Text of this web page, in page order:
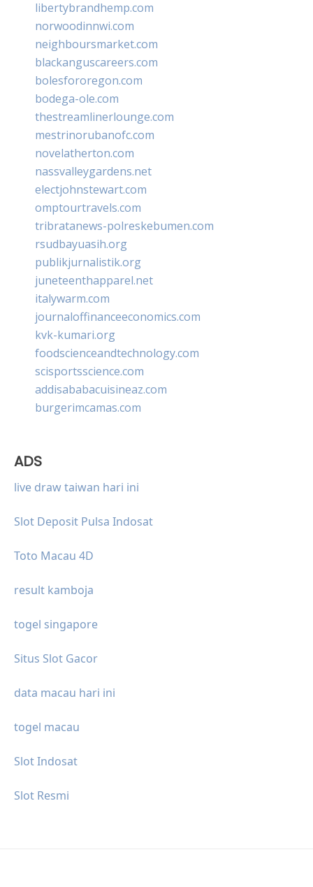
libertybrandhemp.com
norwoodinnwi.com
neighboursmarket.com
blackanguscareers.com
bolesfororegon.com
bodega-ole.com
thestreamlinerlounge.com
mestrinorubanofc.com
novelatherton.com
nassvalleygardens.net
electjohnstewart.com
omptourtravels.com
tribratanews-polreskebumen.com
rsudbayuasih.org
publikjurnalistik.org
juneteenthapparel.net
italywarm.com
journaloffinanceeconomics.com
kvk-kumari.org
foodscienceandtechnology.com
scisportsscience.com
addisababacuisineaz.com
burgerimcamas.com
ADS
live draw taiwan hari ini
Slot Deposit Pulsa Indosat
Toto Macau 4D
result kamboja
togel singapore
Situs Slot Gacor
data macau hari ini
togel macau
Slot Indosat
Slot Resmi